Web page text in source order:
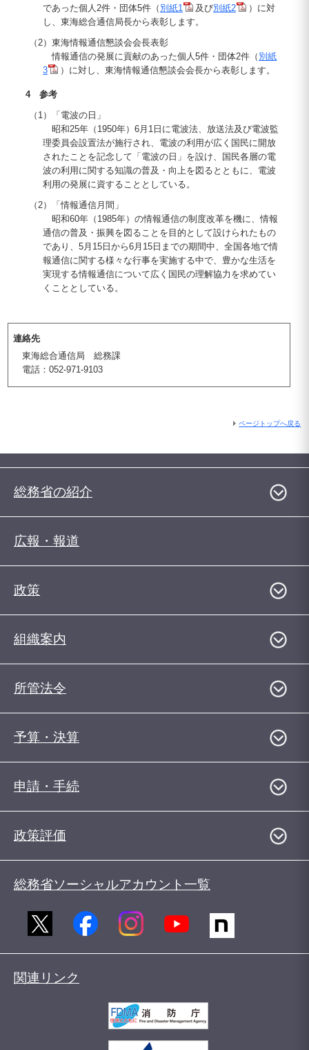
であった個人2件・団体5件（ 別紙1 及び別紙2
）に対
し、東海総合通信局長から表彰します。
（2）東海情報通信懇談会会長表彰
情報通信の発展に貢献のあった個人5件・団体2件（ 別紙
3
）に対し、東海情報通信懇談会会長から表彰します。
4 参考
（1）「電波の日」
昭和25年（1950年）6月1日に電波法、放送法及び電波監
理委員会設置法が施行され、電波の利用が広く国民に開放
されたことを記念して「電波の日」を設け、国民各層の電
波の利用に関する知識の普及・向上を図るとともに、電波
利用の発展に資することとしている。
（2）「情報通信月間」
昭和60年（1985年）の情報通信の制度改革を機に、情報
通信の普及・振興を図ることを目的として設けられたもの
であり、5月15日から6月15日までの期間中、全国各地で情
報通信に関する様々な行事を実施する中で、豊かな生活を
実現する情報通信について広く国民の理解協力を求めてい
くこととしている。
連絡先
東海総合通信局 総務課
電話：052-971-9103
ページトップへ戻る
総務省の紹介
広報・報道
政策
組織案内
所管法令
予算・決算
申請・手続
政策評価
総務省ソーシャルアカウント一覧
関連リンク